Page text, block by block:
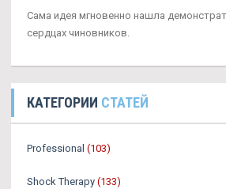
Сама идея мгновенно нашла
сердцах чиновников.
КАТЕГОРИИ СТАТЕЙ
Professional (103)
Shock Therapy (133)